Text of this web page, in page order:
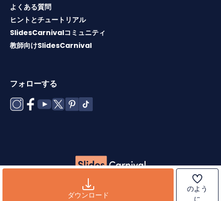
ダウンロード
のよう
に
よくある質問
ヒントとチュートリアル
SlidesCarnivalコミュニティ
教師向けSlidesCarnival
フォローする
テンプレートライセンス·ク
ッキーポリシー· プライバシーポリシー